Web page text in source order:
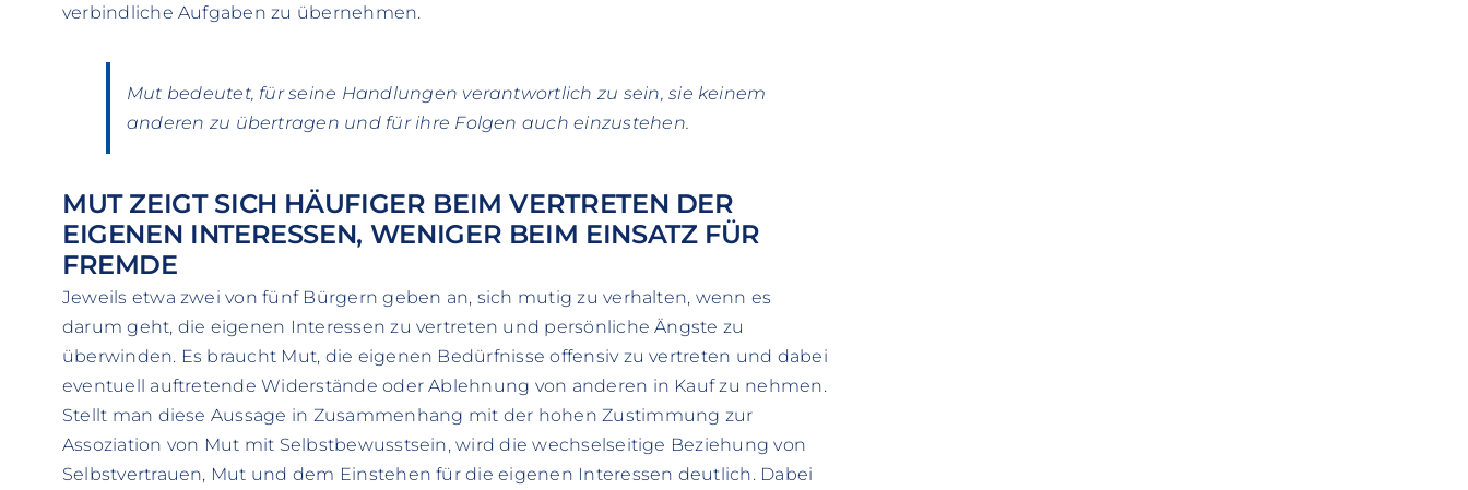
verbindliche Aufgaben zu übernehmen.
Mut bedeutet, für seine Handlungen verantwortlich zu sein, sie keinem
anderen zu übertragen und für ihre Folgen auch einzustehen.
MUT ZEIGT SICH HÄUFIGER BEIM VERTRETEN DER
EIGENEN INTERESSEN, WENIGER BEIM EINSATZ FÜR
FREMDE
Jeweils etwa zwei von fünf Bürgern geben an, sich mutig zu verhalten, wenn es
darum geht, die eigenen Interessen zu vertreten und persönliche Ängste zu
überwinden. Es braucht Mut, die eigenen Bedürfnisse offensiv zu vertreten und dabei
eventuell auftretende Widerstände oder Ablehnung von anderen in Kauf zu nehmen.
Stellt man diese Aussage in Zusammenhang mit der hohen Zustimmung zur
Assoziation von Mut mit Selbstbewusstsein, wird die wechselseitige Beziehung von
Selbstvertrauen, Mut und dem Einstehen für die eigenen Interessen deutlich. Dabei